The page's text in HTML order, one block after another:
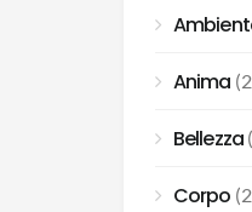
Anima
Bellezza
Corpo